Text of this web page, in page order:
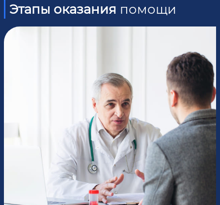
Этапы оказания помощи